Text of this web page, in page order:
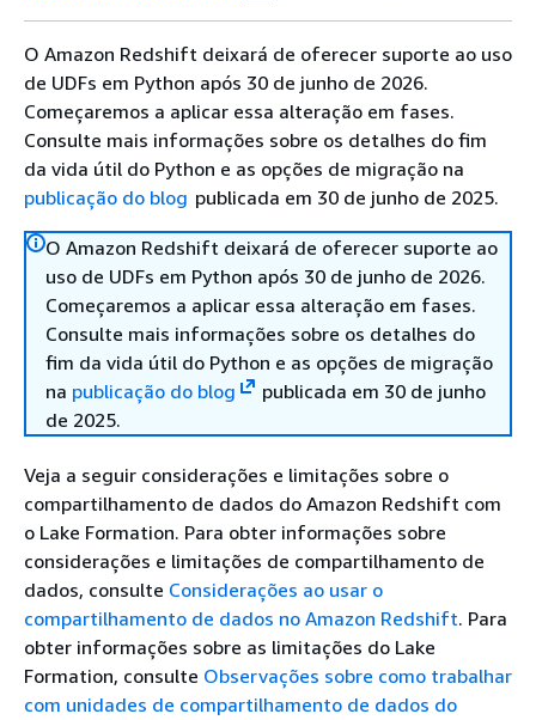
O Amazon Redshift deixará de oferecer suporte ao uso
de UDFs em Python após 30 de junho de 2026.
Começaremos a aplicar essa alteração em fases.
Consulte mais informações sobre os detalhes do fim
da vida útil do Python e as opções de migração na
publicação do blog publicada em 30 de junho de 2025.
O Amazon Redshift deixará de oferecer suporte ao
uso de UDFs em Python após 30 de junho de 2026.
Começaremos a aplicar essa alteração em fases.
Consulte mais informações sobre os detalhes do
fim da vida útil do Python e as opções de migração
na publicação do blog
publicada em 30 de junho
de 2025.
Veja a seguir considerações e limitações sobre o
compartilhamento de dados do Amazon Redshift com
o Lake Formation. Para obter informações sobre
considerações e limitações de compartilhamento de
dados, consulte Considerações ao usar o
compartilhamento de dados no Amazon Redshift. Para
obter informações sobre as limitações do Lake
Formation, consulte Observações sobre como trabalhar
com unidades de compartilhamento de dados do